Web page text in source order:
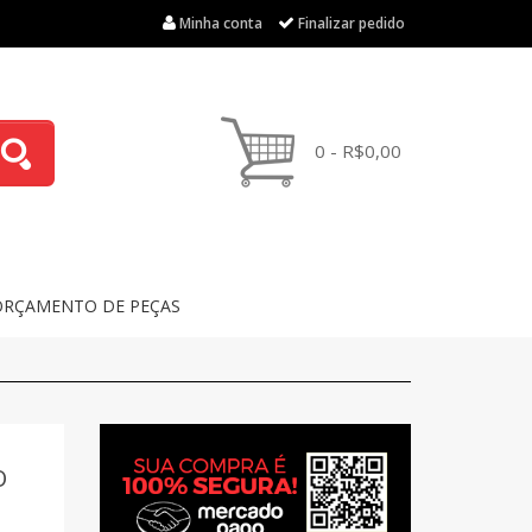
Minha conta Finalizar pedido
0 - R$0,00
DE PEÇAS